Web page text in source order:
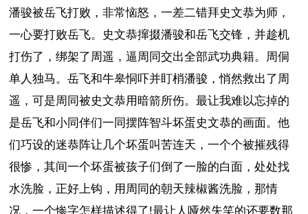
潘骏被岳飞打败，非常恼怒，一差二错拜史文恭为师，
一心要打败岳飞。史文恭撺掇潘骏和岳飞交锋，并趁机
打伤了，绑架了周遥，逼周同交出全部武功典籍。周侗
单人独马。岳飞和牛皋恫吓并盯梢潘骏，悄然救出了周
遥，可是周同被史文恭用暗箭所伤。最让我难以忘掉的
是岳飞和小同伴们一同摆阵智斗坏蛋史文恭的画面。他
们巧设的迷恭阵让几个坏蛋叫苦连天，一个个被摧残得
很惨，其间一个坏蛋被孩子们倒了一脸的白面，处处找
水洗脸，正好上钩，用周同的朝天辣椒酱洗脸，那情
况，一个惨字怎样描述得了!最让人哑然失笑的还要数那